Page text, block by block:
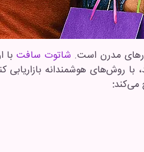
مدرن است. شاتوت سافتبا
با روش‌های هوشمندانه بازاریابی
می‌کند: